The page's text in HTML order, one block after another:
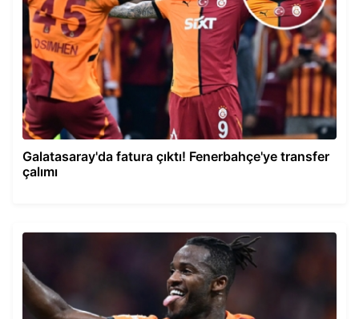
Galatasaray'da fatura çıktı! Fenerbahçe'ye transfer
çalımı